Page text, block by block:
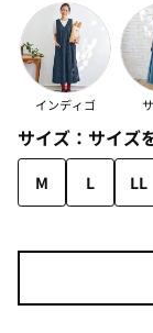
インディゴ
サイズ： サイズ
M L LL